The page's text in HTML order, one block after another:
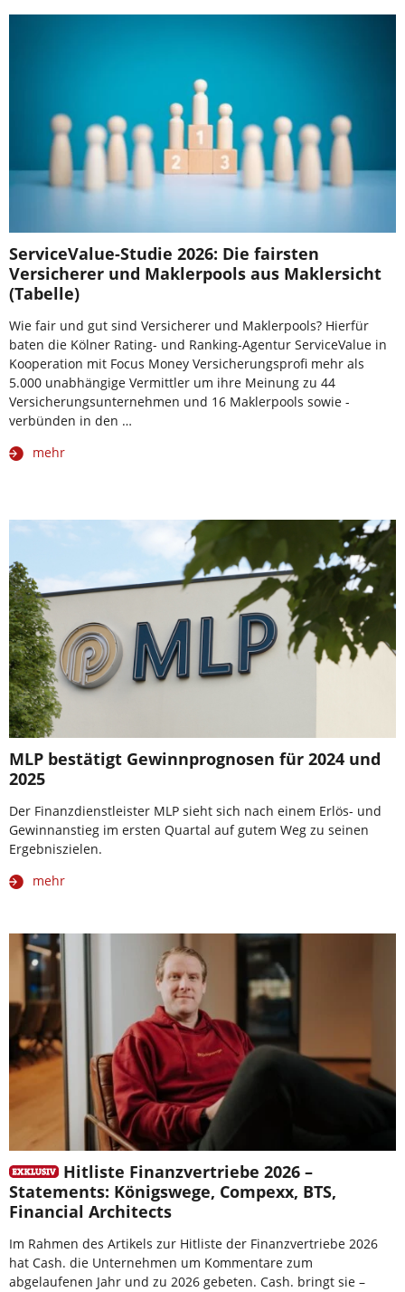
ServiceValue-Studie 2026: Die fairsten
Versicherer und Maklerpools aus Maklersicht
(Tabelle)
Wie fair und gut sind Versicherer und Maklerpools? Hierfür
baten die Kölner Rating- und Ranking-Agentur ServiceValue in
Kooperation mit Focus Money Versicherungsprofi mehr als
5.000 unabhängige Vermittler um ihre Meinung zu 44
Versicherungsunternehmen und 16 Maklerpools sowie -
verbünden in den …
mehr
MLP bestätigt Gewinnprognosen für 2024 und
2025
Der Finanzdienstleister MLP sieht sich nach einem Erlös- und
Gewinnanstieg im ersten Quartal auf gutem Weg zu seinen
Ergebniszielen.
mehr
Hitliste Finanzvertriebe 2026 –
Statements: Königswege, Compexx, BTS,
Financial Architects
Im Rahmen des Artikels zur Hitliste der Finanzvertriebe 2026
hat Cash. die Unternehmen um Kommentare zum
abgelaufenen Jahr und zu 2026 gebeten. Cash. bringt sie –